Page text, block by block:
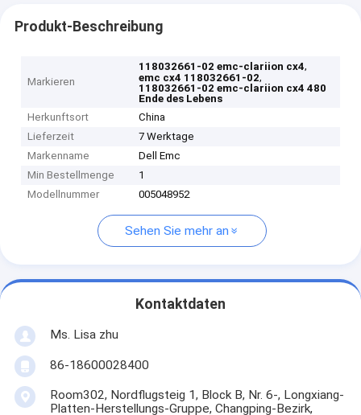
Produkt-Beschreibung
Markieren
118032661-02 emc-clariion cx4,
emc cx4 118032661-02,
118032661-02 emc-clariion cx4 480
Ende des Lebens
Herkunftsort
China
Lieferzeit
7 Werktage
Markenname
Dell Emc
Min Bestellmenge
1
Modellnummer
005048952
Sehen Sie mehr an
Kontaktdaten
Ms. Lisa zhu
86-18600028400
Room302, Nordflugsteig 1, Block B, Nr. 6-, Longxiang-
Platten-Herstellungs-Gruppe, Changping-Bezirk,